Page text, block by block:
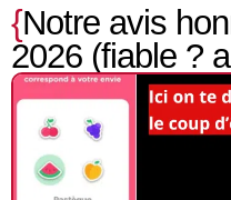
{Notre avis
2026 (fiable ?